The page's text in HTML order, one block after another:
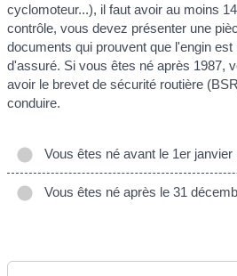
cyclomoteur...), il faut avoir au moins
contrôle, vous devez présenter une
documents qui prouvent que l'engin
d'assuré. Si vous êtes né après 1987,
avoir le brevet de sécurité routière
conduire.
Vous êtes né avant le 1er janvier
Vous êtes né après le 31